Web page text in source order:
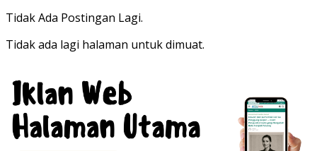
Tidak Ada Postingan Lagi.
Tidak ada lagi halaman untuk dimuat.